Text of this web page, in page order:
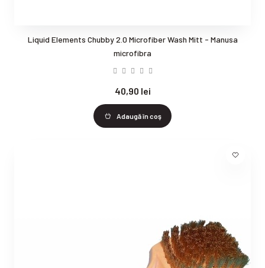
Liquid Elements Chubby 2.0 Microfiber Wash Mitt - Manusa
microfibra
40,90 lei
Adaugă în coş